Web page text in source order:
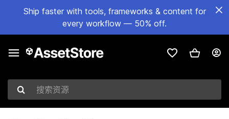
Ship faster with tools, frameworks & content for
every workflow — 50% off.
搜索资源